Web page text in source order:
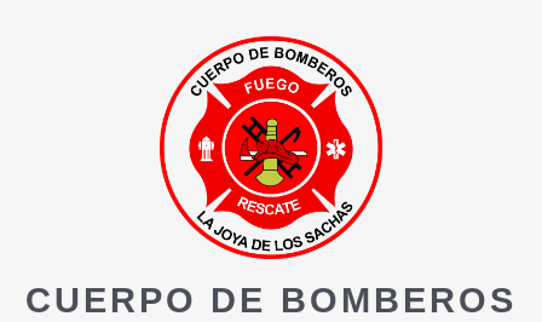
CUERPO DE BOMBEROS